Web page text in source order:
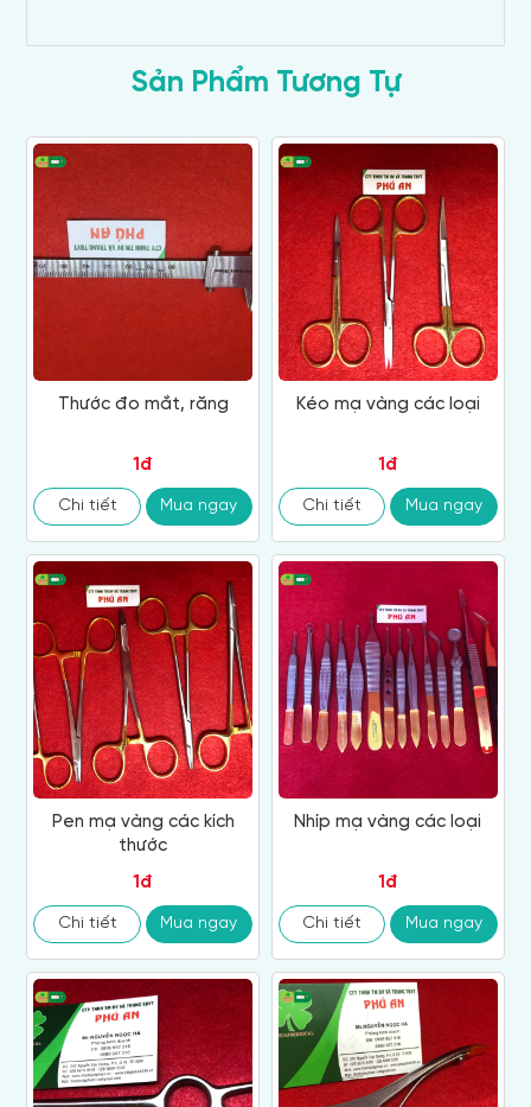
Sản Phẩm Tương Tự
Thước đo mắt, răng
1đ
Chi tiết Mua ngay
Kéo mạ vàng các loại
1đ
Chi tiết Mua ngay
Pen mạ vàng các kích
thước
1đ
Chi tiết Mua ngay
Nhíp mạ vàng các loại
1đ
Chi tiết Mua ngay